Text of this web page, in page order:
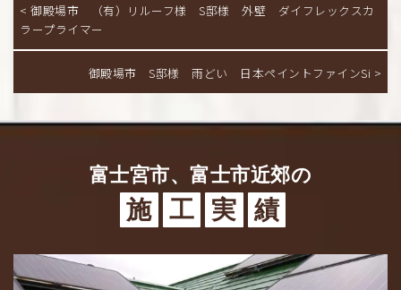
< 御殿場市 （有）リルーフ様 S邸様 外壁 ダイフレックスカ
ラープライマー
御殿場市 S邸様 雨どい 日本ペイントファインSi >
富士宮市、富士市近郊の
施 工 実 績